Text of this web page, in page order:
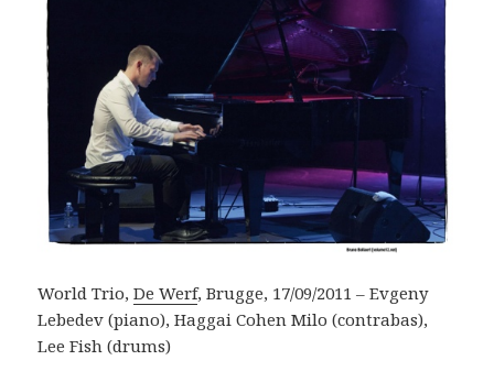
World Trio,De Werf, Brugge, 17/09/2011 – Evgeny
Lebedev (piano), Haggai Cohen Milo (contrabas),
Lee Fish (drums)